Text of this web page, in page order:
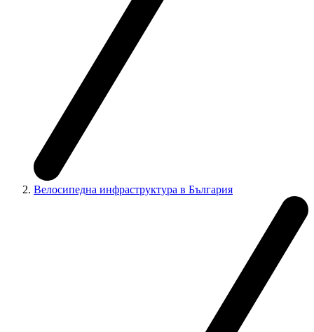
Велосипедна инфраструктура в България